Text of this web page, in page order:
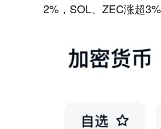
2%，SOL、ZEC涨超3%